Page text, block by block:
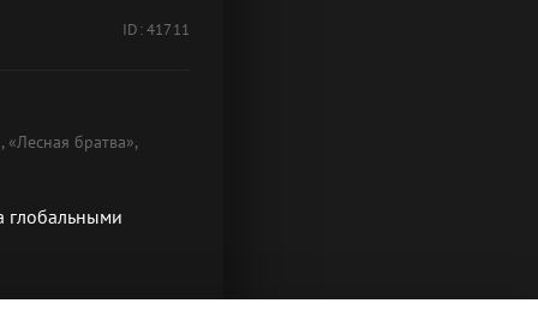
ID: 41711
братва»,
глобальными